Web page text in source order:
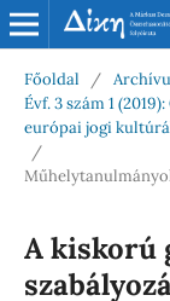
Főoldal /
Évf. 3 szám 1
európai jogi
/
A kiskorú